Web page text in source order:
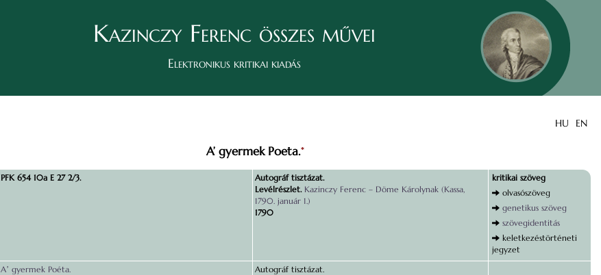
Kazinczy Ferenc összes művei
Elektronikus kritikai kiadás
HU EN
A’ gyermek Poeta.*
PFK 654 10a E 27 2/3.
Autográf tisztázat.
Levélrészlet. Kazinczy Ferenc – Döme Károlynak (Kassa,
1790. január 1.)
1790
kritikai szöveg
olvasószöveg
genetikus szöveg
szövegidentitás
keletkezéstörténeti
jegyzet
Aʼ gyermek Poéta.
Autográf tisztázat.